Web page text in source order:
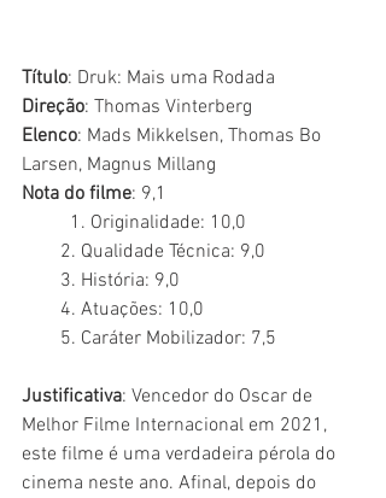
Título: Druk: Mais uma Rodada
Direção: Thomas Vinterberg
Elenco: Mads Mikkelsen, Thomas Bo
Larsen, Magnus Millang
Nota do filme: 9,1
	1. Originalidade: 10,0
        2. Qualidade Técnica: 9,0
        3. História: 9,0
        4. Atuações: 10,0
        5. Caráter Mobilizador: 7,5
Justificativa: Vencedor do Oscar de
Melhor Filme Internacional em 2021,
este filme é uma verdadeira pérola do
cinema neste ano. Afinal, depois do